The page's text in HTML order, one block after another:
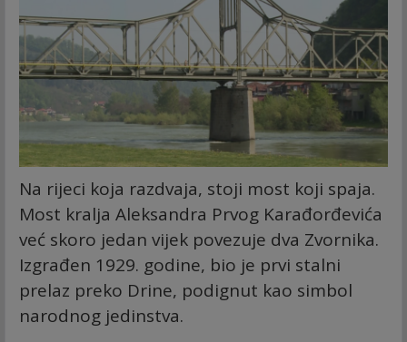
Na rijeci koja razdvaja, stoji most koji spaja.
Most kralja Aleksandra Prvog Karađorđevića
već skoro jedan vijek povezuje dva Zvornika.
Izgrađen 1929. godine, bio je prvi stalni
prelaz preko Drine, podignut kao simbol
narodnog jedinstva.